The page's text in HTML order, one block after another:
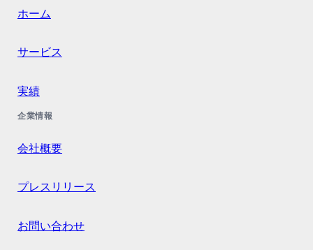
ホーム
サービス
実績
企業情報
会社概要
プレスリリース
お問い合わせ